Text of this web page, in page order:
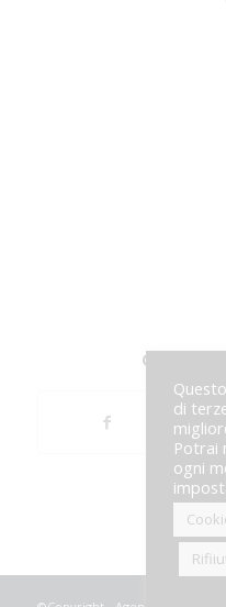
Condividi
di
Potrai
ogni